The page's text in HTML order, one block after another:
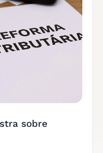
sobre